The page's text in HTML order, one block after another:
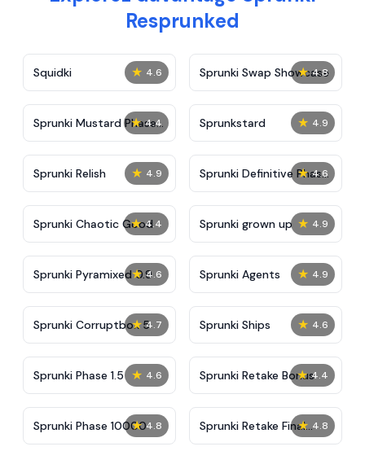
Resprunked
★ 4.6
Squidki ★ 4.8
Sprunki Swap Showcase
★ 4.4
Sprunki Mustard Phase
2
★ 4.9
Sprunkstard
★ 4.9
Sprunki Relish ★ 4.6
Sprunki Definitive Phase
7
★ 4.4
Sprunki Chaotic Good ★ 4.9
Sprunki grown up
★ 4.6
Sprunki Pyramixed 0.9 ★ 4.9
Sprunki Agents
★ 4.7
Sprunki Corruptbox 5 ★ 4.6
Sprunki Ships
★ 4.6
Sprunki Phase 1.5 ★ 4.4
Sprunki Retake Bonus
★ 4.8
Sprunki Phase 10000 ★ 4.8
Sprunki Retake Final
Update